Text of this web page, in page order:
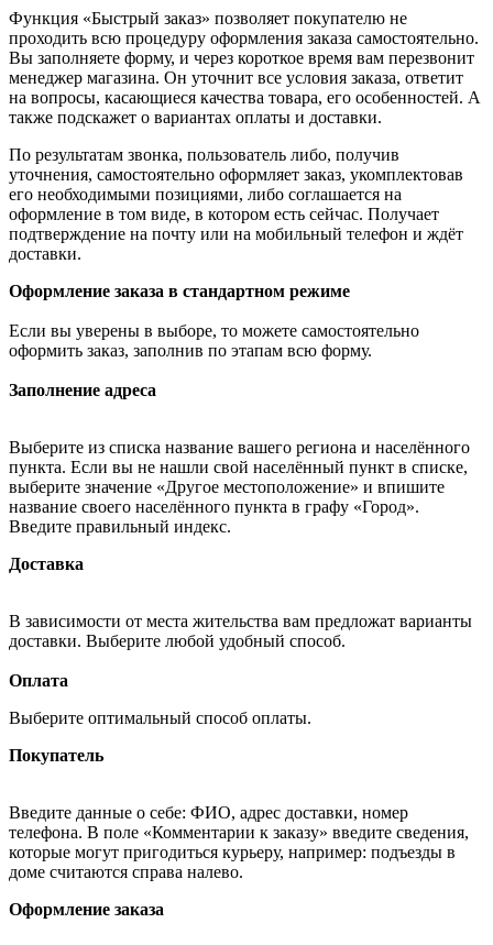
Функция «Быстрый заказ» позволяет покупателю не
проходить всю процедуру оформления заказа самостоятельно.
Вы заполняете форму, и через короткое время вам перезвонит
менеджер магазина. Он уточнит все условия заказа, ответит
на вопросы, касающиеся качества товара, его особенностей. А
также подскажет о вариантах оплаты и доставки.
По результатам звонка, пользователь либо, получив
уточнения, самостоятельно оформляет заказ, укомплектовав
его необходимыми позициями, либо соглашается на
оформление в том виде, в котором есть сейчас. Получает
подтверждение на почту или на мобильный телефон и ждёт
доставки.
Оформление заказа в стандартном режиме
Если вы уверены в выборе, то можете самостоятельно
оформить заказ, заполнив по этапам всю форму.
Заполнение адреса
Выберите из списка название вашего региона и населённого
пункта. Если вы не нашли свой населённый пункт в списке,
выберите значение «Другое местоположение» и впишите
название своего населённого пункта в графу «Город».
Введите правильный индекс.
Доставка
В зависимости от места жительства вам предложат варианты
доставки. Выберите любой удобный способ.
Оплата
Выберите оптимальный способ оплаты.
Покупатель
Введите данные о себе: ФИО, адрес доставки, номер
телефона. В поле «Комментарии к заказу» введите сведения,
которые могут пригодиться курьеру, например: подъезды в
доме считаются справа налево.
Оформление заказа